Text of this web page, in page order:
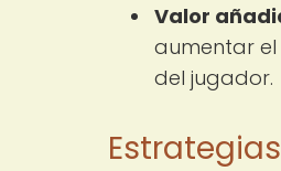
Valor
aumentar
del jugador.